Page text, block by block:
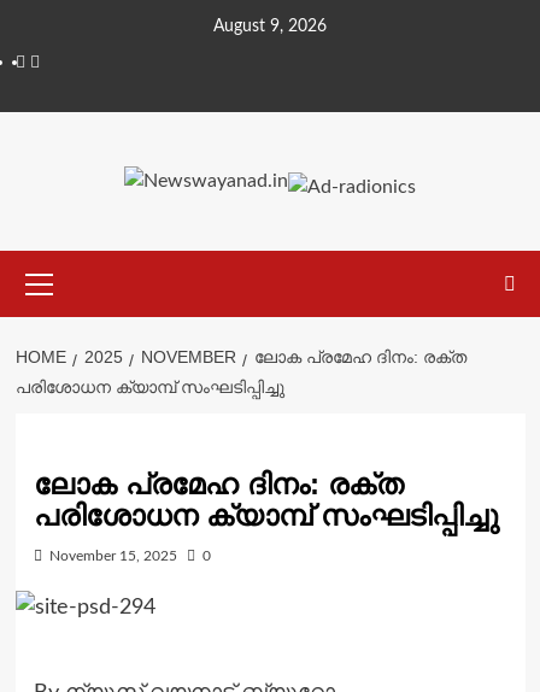
content
August 9, 2026
Facebook
Telegram
Menu
HOME 2025 NOVEMBER
ലോക പ്രമേഹ ദിനം: രക്ത
പരിശോധന ക്യാമ്പ് സംഘടിപ്പിച്ചു
ലോക പ്രമേഹ ദിനം: രക്ത
പരിശോധന ക്യാമ്പ് സംഘടിപ്പിച്ചു
November 15, 2025 0